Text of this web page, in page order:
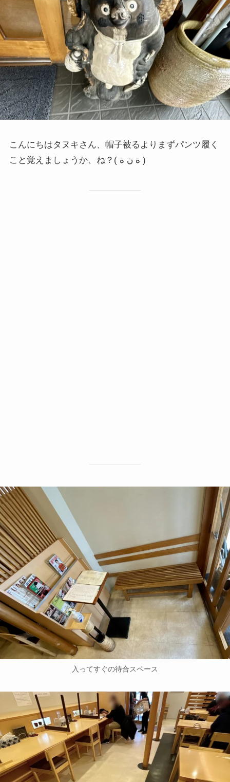
こんにちはタヌキさん、帽子被るよりまずパンツ履く
こと覚えましょうか、ね？( ة ن ة )
入ってすぐの待合スペース